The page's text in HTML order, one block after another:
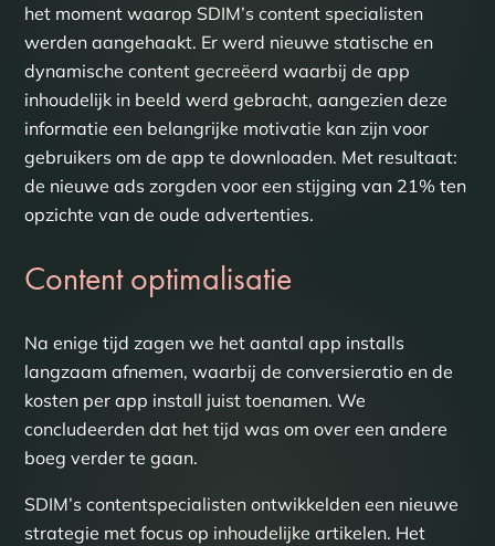
het moment waarop SDIM’s content specialisten
werden aangehaakt. Er werd nieuwe statische en
dynamische content gecreëerd waarbij de app
inhoudelijk in beeld werd gebracht, aangezien deze
informatie een belangrijke motivatie kan zijn voor
gebruikers om de app te downloaden. Met resultaat:
de nieuwe ads zorgden voor een stijging van 21% ten
opzichte van de oude advertenties.
Content optimalisatie
Na enige tijd zagen we het aantal app installs
langzaam afnemen, waarbij de conversieratio en de
kosten per app install juist toenamen. We
concludeerden dat het tijd was om over een andere
boeg verder te gaan.
SDIM’s contentspecialisten ontwikkelden een nieuwe
strategie met focus op inhoudelijke artikelen. Het